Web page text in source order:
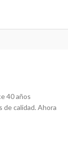
40 años
de calidad. Ahora